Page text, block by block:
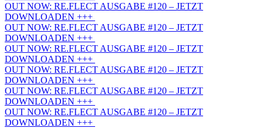
OUT NOW: RE.FLECT AUSGABE #120 – JETZT
DOWNLOADEN +++
OUT NOW: RE.FLECT AUSGABE #120 – JETZT
DOWNLOADEN +++
OUT NOW: RE.FLECT AUSGABE #120 – JETZT
DOWNLOADEN +++
OUT NOW: RE.FLECT AUSGABE #120 – JETZT
DOWNLOADEN +++
OUT NOW: RE.FLECT AUSGABE #120 – JETZT
DOWNLOADEN +++
OUT NOW: RE.FLECT AUSGABE #120 – JETZT
DOWNLOADEN +++